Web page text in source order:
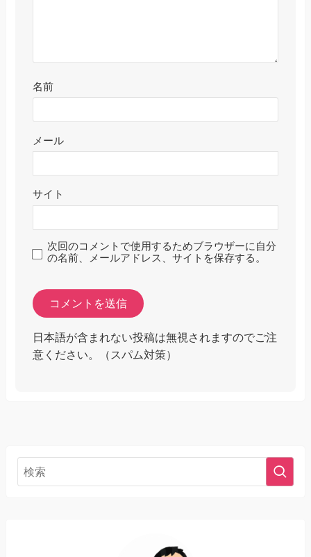
名前
メール
サイト
次回のコメントで使用するためブラウザーに自分
の名前、メールアドレス、サイトを保存する。
日本語が含まれない投稿は無視されますのでご注
意ください。（スパム対策）